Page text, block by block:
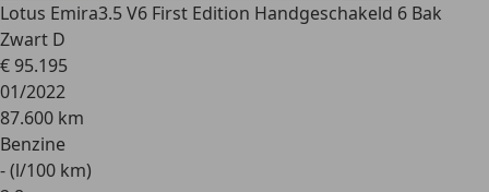
Lotus Emira3.5 V6 First Edition Handgeschakeld 6 Bak
Zwart D
€ 95.195
01/2022
87.600 km
Benzine
- (l/100 km)